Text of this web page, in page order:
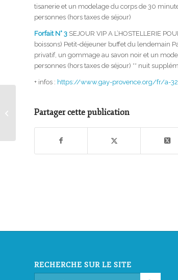
tisanerie et un modelage du corps de 30
personnes (hors taxes de séjour)
Forfait N° 3 SEJOUR VIP A L’HOSTELLERIE
boissons) Petit-déjeuner buffet du lendemain
privatif, un gommage au savon noir et un
personnes (hors taxes de séjour) ** nuit
+ infos : https://www.gay-provence.org/fr/a-
Partager cette publication
RECHERCHE SUR LE SITE
Saint-Valentin gay au Chateau de la